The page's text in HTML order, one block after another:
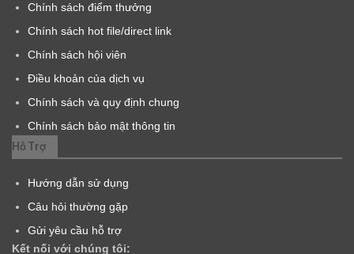
Chính sách điểm thưởng
Chính sách hot file/direct link
Chính sách hội viên
Điều khoản của dịch vụ
Chính sách và quy định chung
Chính sách bảo mật thông tin
Hỗ Trợ
Hướng dẫn sử dụng
Câu hỏi thường gặp
Gửi yêu cầu hỗ trợ
Kết nối với chúng tôi: